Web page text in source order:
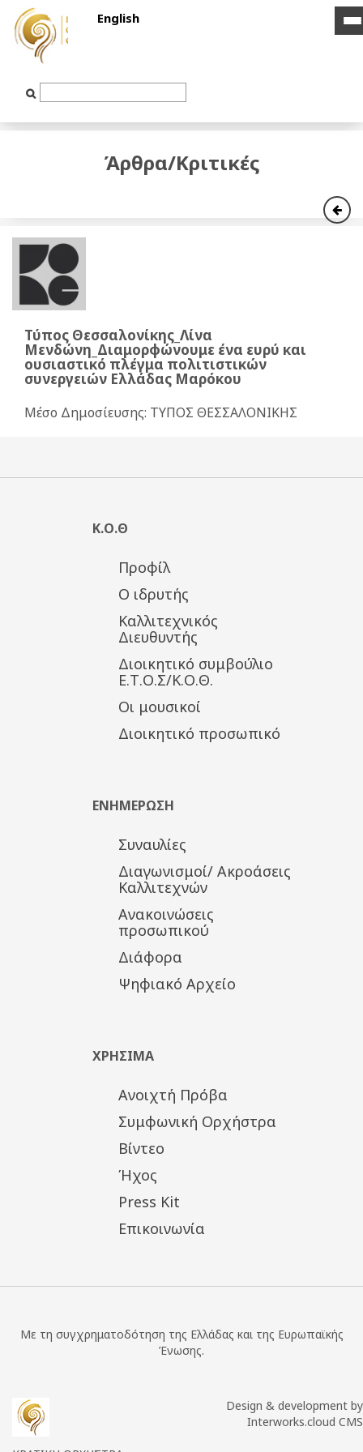
English
Input
Άρθρα/Κριτικές
Τύπος Θεσσαλονίκης_Λίνα
Μενδώνη_Διαμορφώνουμε ένα ευρύ και
ουσιαστικό πλέγμα πολιτιστικών
συνεργειών Ελλάδας Μαρόκου
Μέσο Δημοσίευσης: ΤΥΠΟΣ ΘΕΣΣΑΛΟΝΙΚΗΣ
Κ.Ο.Θ
Προφίλ
Ο ιδρυτής
Καλλιτεχνικός
Διευθυντής
Διοικητικό συμβούλιο
Ε.Τ.Ο.Σ/Κ.Ο.Θ.
Οι μουσικοί
Διοικητικό προσωπικό
ΕΝΗΜΕΡΩΣΗ
Συναυλίες
Διαγωνισμοί/ Ακροάσεις
Καλλιτεχνών
Ανακοινώσεις
προσωπικού
Διάφορα
Ψηφιακό Αρχείο
ΧΡΗΣΙΜΑ
Ανοιχτή Πρόβα
Συμφωνική Ορχήστρα
Βίντεο
Ήχος
Press Kit
Επικοινωνία
Με τη συγχρηματοδότηση της Ελλάδας και της Ευρωπαϊκής
Ένωσης.
Design & development by
Interworks.cloud CMS